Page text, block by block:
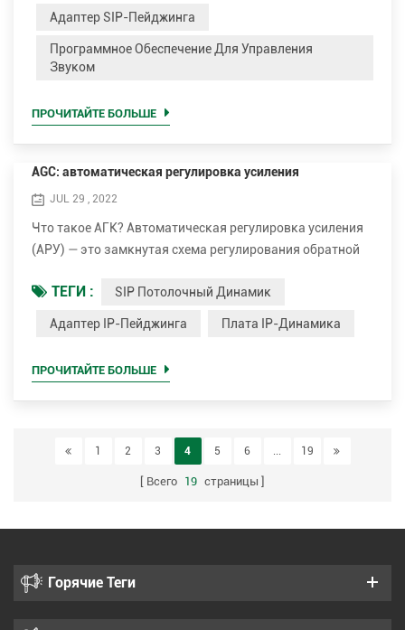
был протестирован или сертифицирован для
Asterisk, 3CX, Yealink, Yeastar, Planet и т. д. После
подключения IP-АТС Tonmind IP Speaker/SIP Paging
Адаптер SIP-Пейджинга
Программное Обеспечение Для Управления
Звуком
ПРОЧИТАЙТЕ БОЛЬШЕ
AGC: автоматическая регулировка усиления
JUL 29 , 2022
Что такое АГК? Автоматическая регулировка усиления
(АРУ) — это замкнутая схема регулирования обратной
которой является поддержание приемлемой амплитуды
сигнала на выходе, несмотря на изменение амплитуды
регулировки коэффициента усиления усилителей, что
позво...
ТЕГИ : SIP Потолочный Динамик
Адаптер IP-Пейджинга Плата IP-Динамика
ПРОЧИТАЙТЕ БОЛЬШЕ
1 2 3 4 5 6 ... 19
Всего 19 страницы
Горячие Теги